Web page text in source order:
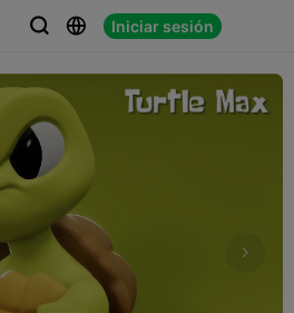
  Iniciar sesión
 